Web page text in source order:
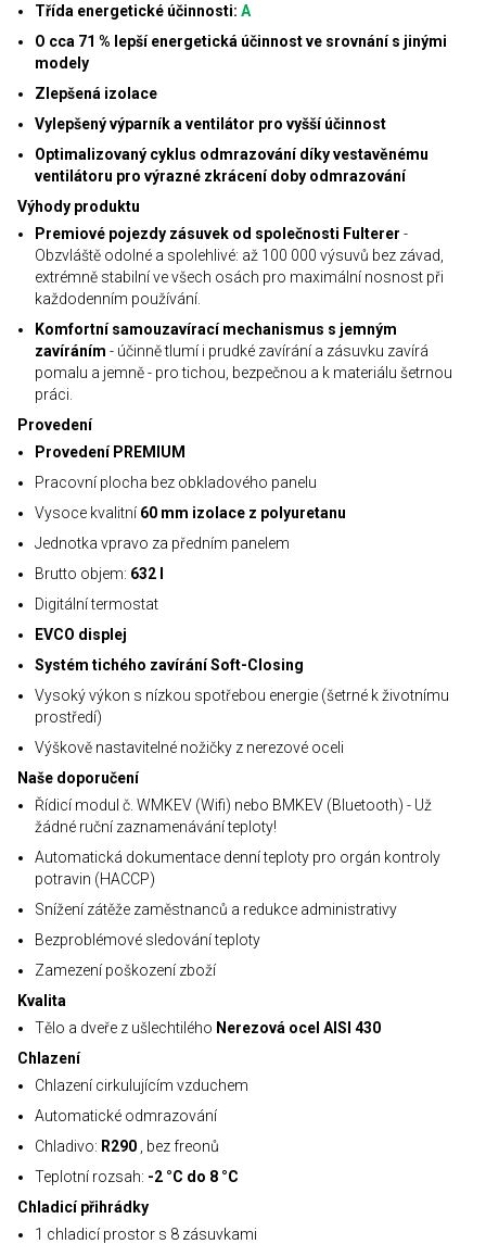
Třída energetické účinnosti: A
O cca 71 % lepší energetická účinnost ve srovnání s jinými
modely
Zlepšená izolace
Vylepšený výparník a ventilátor pro vyšší účinnost
Optimalizovaný cyklus odmrazování díky vestavěnému
ventilátoru pro výrazné zkrácení doby odmrazování
Výhody produktu
Premiové pojezdy zásuvek od společnosti Fulterer -
Obzvláště odolné a spolehlivé: až 100 000 výsuvů bez závad,
extrémně stabilní ve všech osách pro maximální nosnost při
každodenním používání.
Komfortní samouzavírací mechanismus s jemným
zavíráním - účinně tlumí i prudké zavírání a zásuvku zavírá
pomalu a jemně - pro tichou, bezpečnou a k materiálu šetrnou
práci.
Provedení
Provedení PREMIUM
Pracovní plocha bez obkladového panelu
Vysoce kvalitní 60 mm izolace z polyuretanu
Jednotka vpravo za předním panelem
Brutto objem: 632 l
Digitální termostat
EVCO displej
Systém tichého zavírání Soft-Closing
Vysoký výkon s nízkou spotřebou energie (šetrné k životnímu
prostředí)
Výškově nastavitelné nožičky z nerezové oceli
Naše doporučení
Řídicí modul č. WMKEV (Wifi) nebo BMKEV (Bluetooth) - Už
žádné ruční zaznamenávání teploty!
Automatická dokumentace denní teploty pro orgán kontroly
potravin (HACCP)
Snížení zátěže zaměstnanců a redukce administrativy
Bezproblémové sledování teploty
Zamezení poškození zboží
Kvalita
Tělo a dveře z ušlechtilého Nerezová ocel AISI 430
Chlazení
Chlazení cirkulujícím vzduchem
Automatické odmrazování
Chladivo: R290
, bez freonů
Teplotní rozsah: -2 °C do 8 °C
Chladicí přihrádky
1 chladicí prostor s 8 zásuvkami